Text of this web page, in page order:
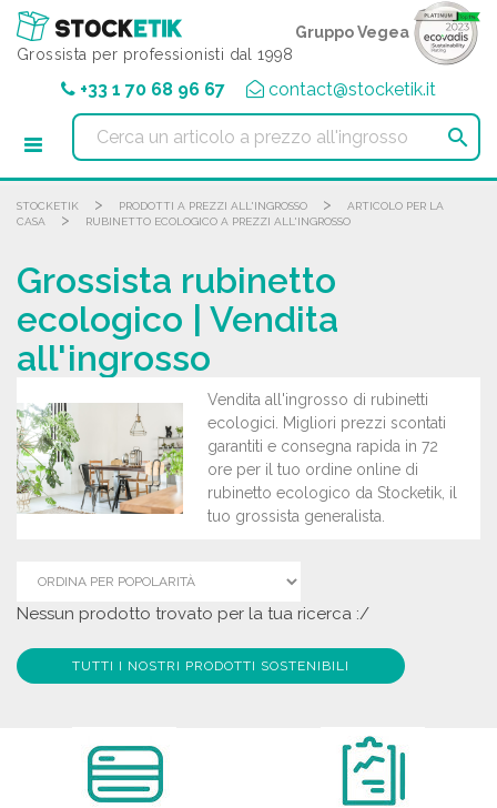
Grossista per professionisti dal 1998
Gruppo Vegea
+33 1 70 68 96 67 contact@stocketik.it

STOCKETIK > PRODOTTI A PREZZI ALL'INGROSSO >
ARTICOLO PER LA
CASA
> RUBINETTO ECOLOGICO A PREZZI ALL'INGROSSO
Grossista rubinetto
ecologico | Vendita
all'ingrosso
Vendita all'ingrosso di rubinetti
ecologici. Migliori prezzi scontati
garantiti e consegna rapida in 72
ore per il tuo ordine online di
rubinetto ecologico da Stocketik, il
tuo grossista generalista.
Nessun prodotto trovato per la tua ricerca :/
TUTTI I NOSTRI PRODOTTI SOSTENIBILI
Pannello di gestione dei cookies